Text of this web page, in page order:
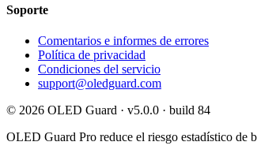
Soporte
Comentarios e informes de errores
Política de privacidad
Condiciones del servicio
support@oledguard.com
© 2026 OLED Guard · v5.0.0 · build 84
OLED Guard Pro reduce el riesgo estadístico de